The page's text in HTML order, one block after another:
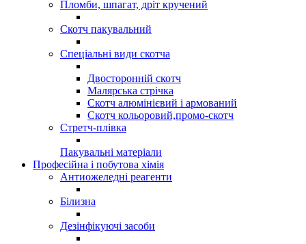
Пломби, шпагат, дріт кручений
Скотч пакувальний
Спеціальні види скотча
Двосторонній скотч
Малярська стрічка
Скотч алюмінієвий і армований
Скотч кольоровий,промо-скотч
Стретч-плівка
Пакувальні матеріали
Професійна і побутова хімія
Антиожеледні реагенти
Білизна
Дезінфікуючі засоби